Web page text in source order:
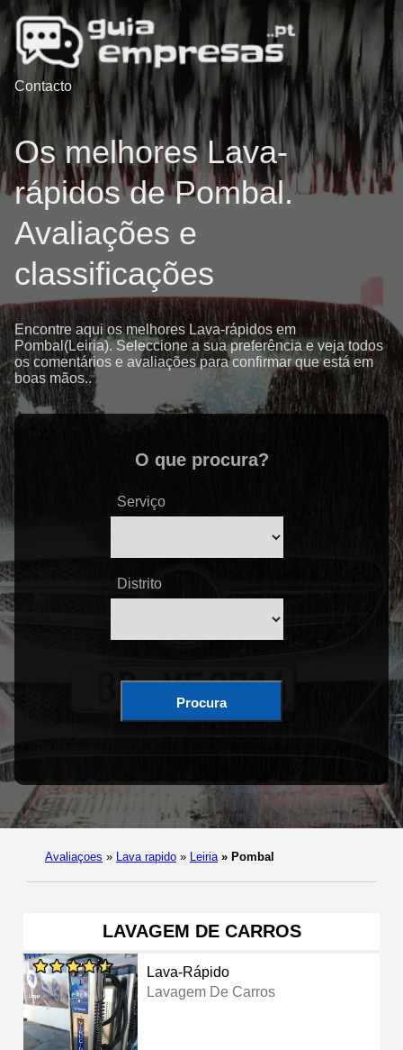
Contacto
Os melhores Lava-
rápidos de Pombal.
Avaliações e
classificações
Encontre aqui os melhores Lava-rápidos em
Pombal(Leiria). Seleccione a sua preferência e veja todos
os comentários e avaliações para confirmar que está em
boas mãos..
O que procura?
Serviço
Distrito
Procura
Avaliaçoes » Lava rapido » Leiria » Pombal
LAVAGEM DE CARROS
Lava-Rápido
Lavagem De Carros